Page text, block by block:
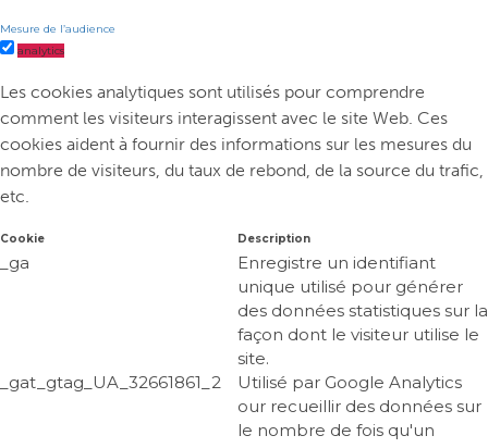
Mesure de l’audience
analytics
Les cookies analytiques sont utilisés pour comprendre
comment les visiteurs interagissent avec le site Web. Ces
cookies aident à fournir des informations sur les mesures du
nombre de visiteurs, du taux de rebond, de la source du trafic,
etc.
Cookie Description
_ga
Enregistre un identifiant
unique utilisé pour générer
des données statistiques sur la
façon dont le visiteur utilise le
site.
_gat_gtag_UA_32661861_2
Utilisé par Google Analytics
our recueillir des données sur
le nombre de fois qu'un